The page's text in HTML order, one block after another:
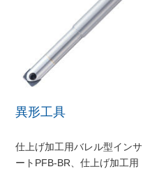
異形工具
仕上げ加工用バレル型インサ
ートPFB-BR、仕上げ加工用